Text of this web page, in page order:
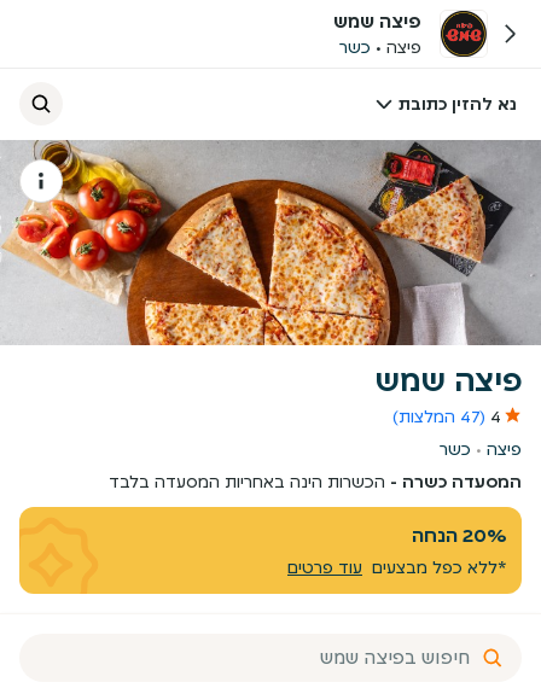
פיצה שמש
פיצה כשר
נא להזין כתובת
פיצה שמש
4 (47 המלצות)
פיצה
כשר
המסעדה כשרה - הכשרות הינה באחריות המסעדה בלבד
20% הנחה
*ללא כפל מבצעים עוד פרטים